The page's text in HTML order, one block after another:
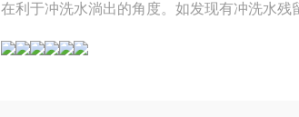
在利于冲洗水淌出的角度。如发现有冲洗水残